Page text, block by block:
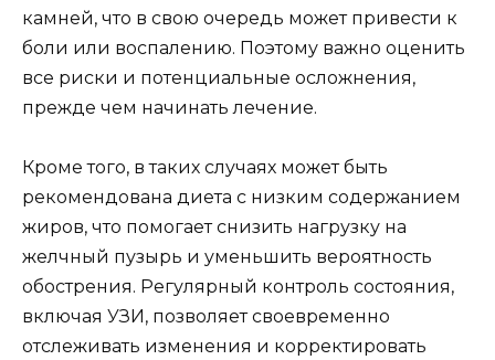
камней, что в свою очередь может привести к
боли или воспалению. Поэтому важно оценить
все риски и потенциальные осложнения,
прежде чем начинать лечение.
Кроме того, в таких случаях может быть
рекомендована диета с низким содержанием
жиров, что помогает снизить нагрузку на
желчный пузырь и уменьшить вероятность
обострения. Регулярный контроль состояния,
включая УЗИ, позволяет своевременно
отслеживать изменения и корректировать